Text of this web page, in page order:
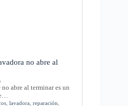
no abre al
abre al terminar es un
lavadora reparación